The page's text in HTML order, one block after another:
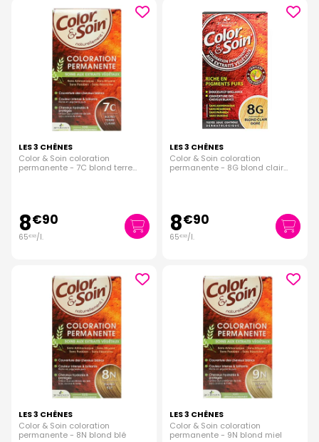
LES 3 CHÊNES
Color & Soin coloration
permanente - 7C blond terre
8€90
65€93/l.
LES 3 CHÊNES
Color & Soin coloration
permanente - 8G blond clair
8€90
65€93/l.
LES 3 CHÊNES
Color & Soin coloration
permanente - 8N blond blé
LES 3 CHÊNES
Color & Soin coloration
permanente - 9N blond miel